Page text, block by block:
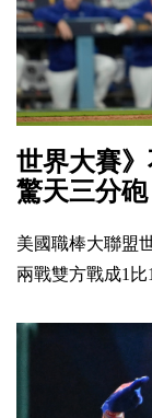
世界大賽
驚天三分
美國職棒大聯盟
兩戰雙方戰成1比